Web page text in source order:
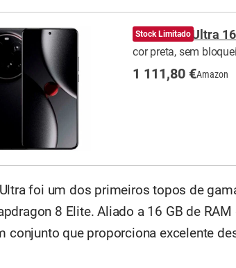
Xiaomi 15 Ultra
cor preta, sem
Stock Limitado
1 111,80 €Amazon
foi um dos primeiros topos de
8 Elite. Aliado a 16 GB de
conjunto que proporciona excelente